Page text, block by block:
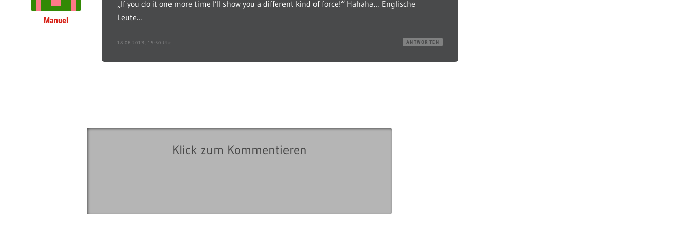
Manuel
„If you do it one more time I’ll show you a different kind of force!“ Hahaha… Englische
Leute…
18.06.2013, 15:50 Uhr ANTWORTEN